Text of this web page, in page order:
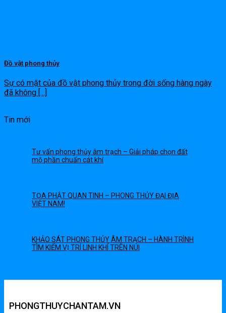
Đồ vật phong thủy
Sự có mặt của đồ vật phong thủy trong đời sống hàng ngày
đã không [...]
Tin mới
Tư vấn phong thủy âm trạch – Giải pháp chọn đất
mộ phần chuẩn cát khí
TỌA PHẬT QUAN TINH – PHONG THỦY ĐẠI ĐỊA
VIỆT NAM!
KHẢO SÁT PHONG THỦY ÂM TRẠCH – HÀNH TRÌNH
TÌM KIẾM VỊ TRÍ LINH KHÍ TRÊN NÚI
PHONGTHUYCHANTAM.VN